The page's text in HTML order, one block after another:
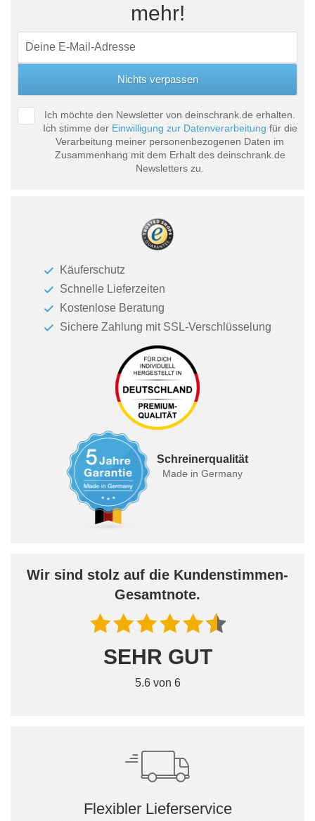
mehr!
Ich möchte den Newsletter von deinschrank.de erhalten.
Ich stimme der Einwilligung zur Datenverarbeitung für die
Verarbeitung meiner personenbezogenen Daten im
Zusammenhang mit dem Erhalt des deinschrank.de
Newsletters zu.
Käuferschutz
Schnelle Lieferzeiten
Kostenlose Beratung
Sichere Zahlung mit SSL-Verschlüsselung
Schreinerqualität
Made in Germany
Wir sind stolz auf die Kundenstimmen-
Gesamtnote.
SEHR GUT
5.6 von 6
Flexibler Lieferservice